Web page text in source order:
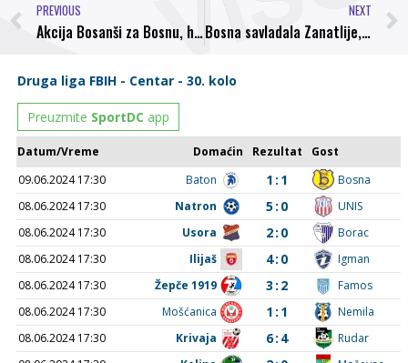
PREVIOUS
Akcija Bosanši za Bosnu, hvala Zameru i Mići
NEXT
Bosna savladala Zanatlije, Visport bolji od Rudara